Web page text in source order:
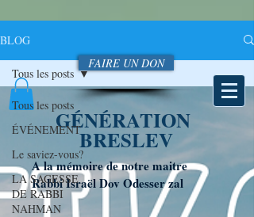
FAIRE UN DON
GÉNÉRATION
BRESLEV
A la mémoire de notre maitre
Rabbi Israël Dov Odesser zal
BLOG
Tous les posts
ÉVÉNEMENT
Le saviez-vous?
LA SAGESSE
DE RABBI
NAHMAN
Tous les posts